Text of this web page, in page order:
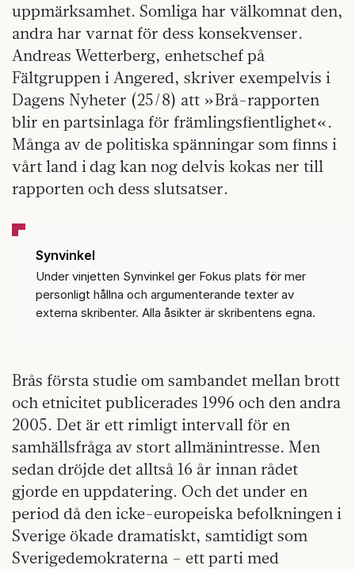
uppmärksamhet. Somliga har välkomnat den,
andra har varnat för dess konsekvenser.
Andreas Wetterberg, enhetschef på
Fältgruppen i Angered, skriver exempelvis i
Dagens Nyheter (25/8) att »Brå-rapporten
blir en partsinlaga för främlingsfientlighet«.
Många av de politiska spänningar som finns i
vårt land i dag kan nog delvis kokas ner till
rapporten och dess slutsatser.
Synvinkel
Under vinjetten Synvinkel ger Fokus plats för mer
personligt hållna och argumenterande texter av
externa skribenter. Alla åsikter är skribentens egna.
Brås första studie om sambandet mellan brott
och etnicitet publicerades 1996 och den andra
2005. Det är ett rimligt intervall för en
samhällsfråga av stort allmänintresse. Men
sedan dröjde det alltså 16 år innan rådet
gjorde en uppdatering. Och det under en
period då den icke-europeiska befolkningen i
Sverige ökade dramatiskt, samtidigt som
Sverigedemokraterna – ett parti med